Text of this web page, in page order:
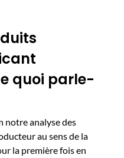
quoi parle-
notre analyse des
au sens de la
la première fois en